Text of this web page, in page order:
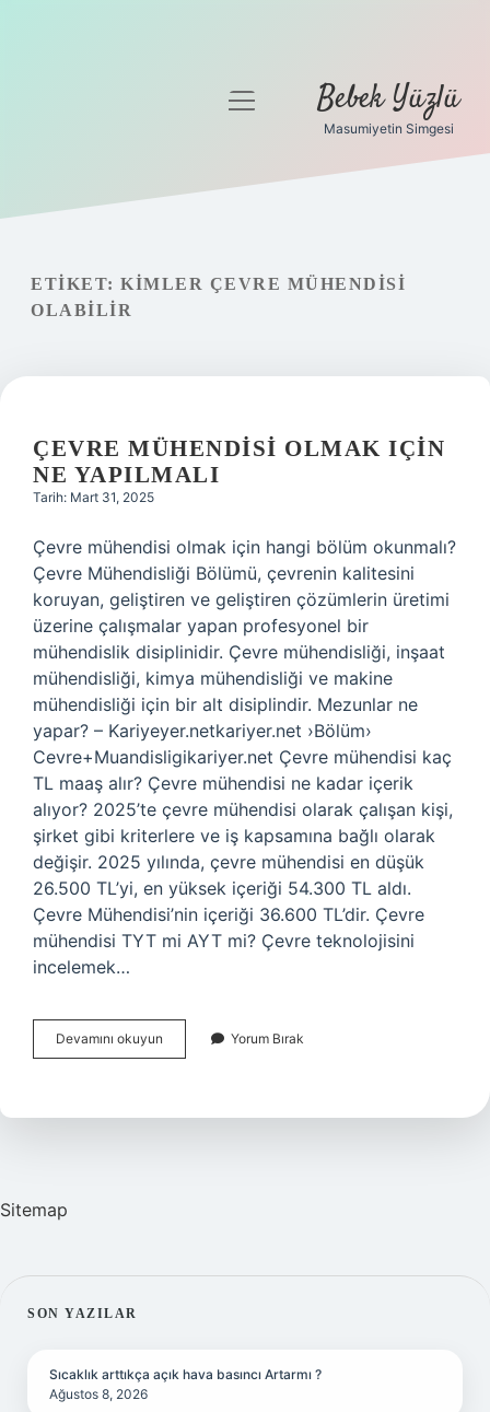
Gizlilik Politikası
menüyü
Bebek Yüzlü
Masumiyetin Simgesi
ETIKET: KIMLER ÇEVRE MÜHENDISI
OLABILIR
ÇEVRE MÜHENDISI OLMAK IÇIN
NE YAPILMALI
Tarih: Mart 31, 2025
Çevre mühendisi olmak için hangi bölüm okunmalı?
Çevre Mühendisliği Bölümü, çevrenin kalitesini
koruyan, geliştiren ve geliştiren çözümlerin üretimi
üzerine çalışmalar yapan profesyonel bir
mühendislik disiplinidir. Çevre mühendisliği, inşaat
mühendisliği, kimya mühendisliği ve makine
mühendisliği için bir alt disiplindir. Mezunlar ne
yapar? – Kariyeyer.netkariyer.net ›Bölüm›
Cevre+Muandisligikariyer.net Çevre mühendisi kaç
TL maaş alır? Çevre mühendisi ne kadar içerik
alıyor? 2025’te çevre mühendisi olarak çalışan kişi,
şirket gibi kriterlere ve iş kapsamına bağlı olarak
değişir. 2025 yılında, çevre mühendisi en düşük
26.500 TL’yi, en yüksek içeriği 54.300 TL aldı.
Çevre Mühendisi’nin içeriği 36.600 TL’dir. Çevre
mühendisi TYT mi AYT mi? Çevre teknolojisini
incelemek…
Devamını okuyun
Mühendisi
Ne
Yorum Bırak
Sitemap
SIDEBAR
SON YAZILAR
Sıcaklık arttıkça açık hava basıncı Artarmı ?
Ağustos 8, 2026